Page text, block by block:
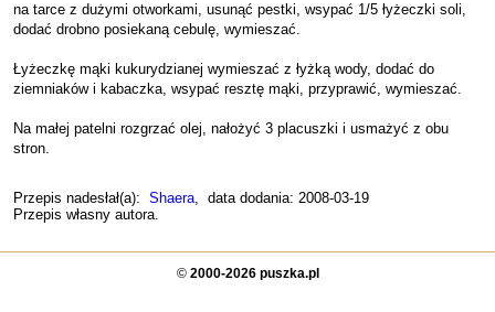
na tarce z dużymi otworkami, usunąć pestki, wsypać 1/5 łyżeczki soli,
dodać drobno posiekaną cebulę, wymieszać.
Łyżeczkę mąki kukurydzianej wymieszać z łyżką wody, dodać do
ziemniaków i kabaczka, wsypać resztę mąki, przyprawić, wymieszać.
Na małej patelni rozgrzać olej, nałożyć 3 placuszki i usmażyć z obu
stron.
Przepis nadesłał(a): Shaera, data dodania: 2008-03-19
Przepis własny autora.
© 2000-2026 puszka.pl